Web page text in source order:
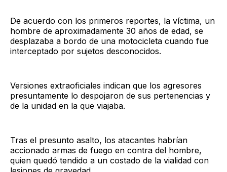
De acuerdo con los primeros reportes, la víctima, un
hombre de aproximadamente 30 años de edad, se
desplazaba a bordo de una motocicleta cuando fue
interceptado por sujetos desconocidos.
Versiones extraoficiales indican que los agresores
presuntamente lo despojaron de sus pertenencias y
de la unidad en la que viajaba.
Tras el presunto asalto, los atacantes habrían
accionado armas de fuego en contra del hombre,
quien quedó tendido a un costado de la vialidad con